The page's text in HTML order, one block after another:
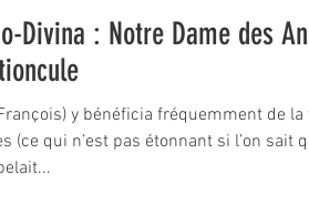
Divina : Notre Dame des
y bénéficia fréquemment de la
(ce qui n’est pas étonnant si l’on sait